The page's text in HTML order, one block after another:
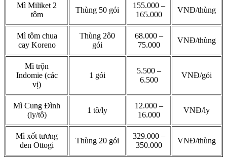
Mì Miliket 2
tôm
Thùng 50 gói
155.000 –
165.000
VNĐ/thùng
Mì tôm chua
cay Koreno
Thùng 2ô0
gói
68.000 –
75.000
VNĐ/thùng
Mì trộn
Indomie (các
vị)
1 gói
5.500 –
6.500
VNĐ/gói
Mì Cung Đình
(ly/tô)
1 tô/ly
12.000 –
16.000
VNĐ/ly
Mì xốt tương
đen Ottogi
Thùng 20 gói
329.000 –
350.000
VNĐ/thùng